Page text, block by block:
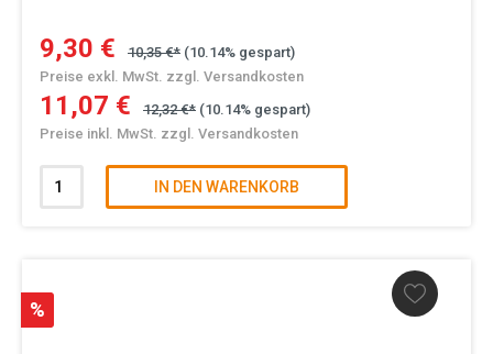
9,30 € 10,35 €* (10.14% gespart)
Preise exkl. MwSt. zzgl. Versandkosten
11,07 € 12,32 €* (10.14% gespart)
Preise inkl. MwSt. zzgl. Versandkosten
IN DEN WARENKORB
%